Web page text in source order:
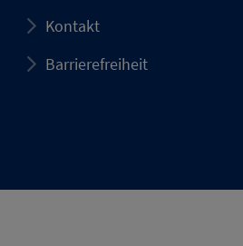
Kontakt
Barrierefreiheit